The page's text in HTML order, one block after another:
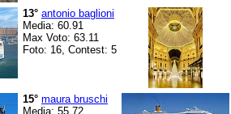
13° antonio baglioni
Media: 60.91
Max Voto: 63.11
Foto: 16, Contest: 5
15° maura bruschi
Media: 55.72